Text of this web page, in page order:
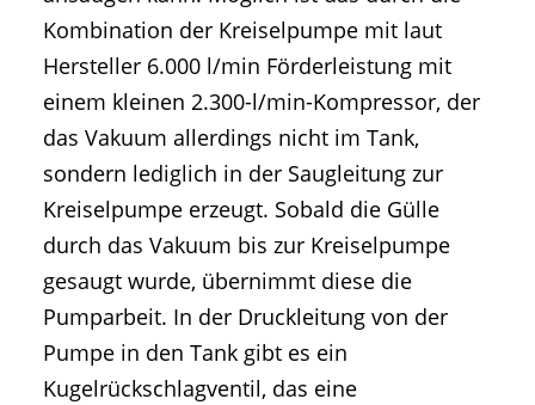
Kombination der Kreiselpumpe mit laut
Hersteller 6.000 l/min Förderleistung mit
einem kleinen 2.300-l/min-Kompressor, der
das Vakuum allerdings nicht im Tank,
sondern lediglich in der Saugleitung zur
Kreiselpumpe erzeugt. Sobald die Gülle
durch das Vakuum bis zur Kreiselpumpe
gesaugt wurde, übernimmt diese die
Pumparbeit. In der Druckleitung von der
Pumpe in den Tank gibt es ein
Kugelrückschlagventil, das eine